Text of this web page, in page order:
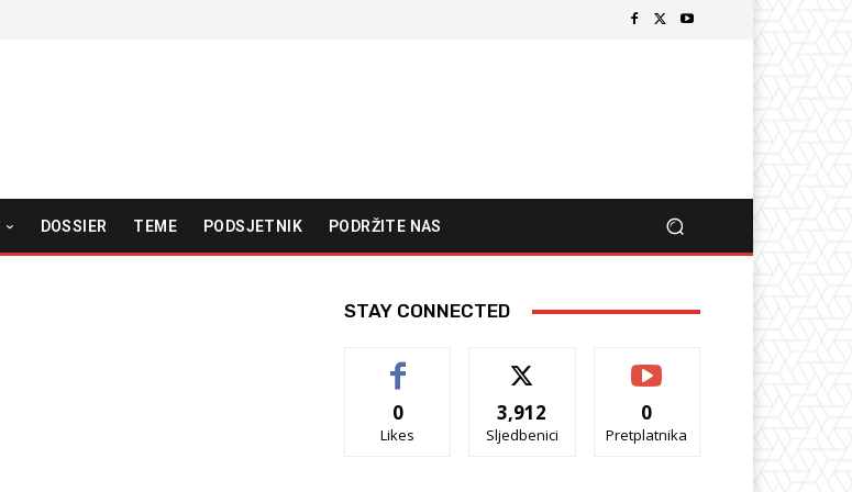
DOSSIER TEME PODSJETNIK PODRŽITE NAS
STAY CONNECTED
0
Likes
3,912
Sljedbenici
0
Pretplatnika